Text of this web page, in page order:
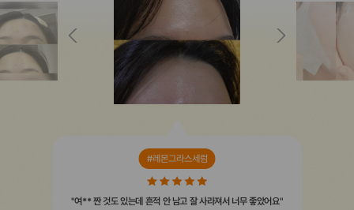
#레몬그라스세럼
"여** 짠 것도 있는데 흔적 안 남고 잘 사라져서 너무 좋았어요"